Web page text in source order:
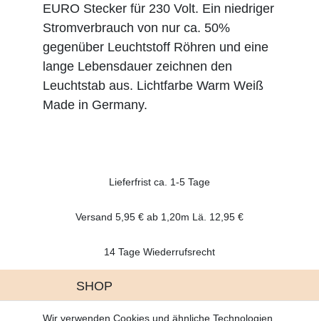
EURO Stecker für 230 Volt. Ein niedriger
Stromverbrauch von nur ca. 50%
gegenüber Leuchtstoff Röhren und eine
lange Lebensdauer zeichnen den
Leuchtstab aus. Lichtfarbe Warm Weiß
Made in Germany.
Lieferfrist ca. 1-5 Tage
Versand 5,95 € ab 1,20m Lä. 12,95 €
14 Tage Wiederrufsrecht
SHOP
Wir verwenden Cookies und ähnliche Technologien